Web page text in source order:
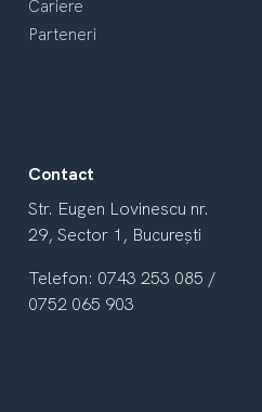
Cariere
Parteneri
Contact
Str. Eugen Lovinescu nr.
29, Sector 1, București
Telefon: 0743 253 085 /
0752 065 903